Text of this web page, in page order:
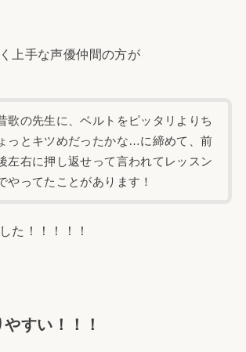
上手な声優仲間の方が
歌の先生に、ベルトをピッタリよりち
ょっとキツめだったかな…に締めて、前
左右に押し返せって言われてレッスン
やってたことがあります！
た！！！！！
すい！！！